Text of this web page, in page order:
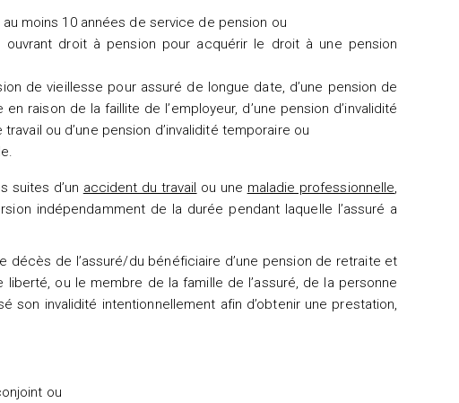
moins 10 années de service de pension ou
droit à pension pour acquérir le droit à une pension
de vieillesse pour assuré de longue date, d’une pension de
raison de la faillite de l’employeur, d’une pension d’invalidité
ou d’une pension d’invalidité temporaire ou
suites d’un accident du travail ou une maladie professionnelle,
indépendamment de la durée pendant laquelle l’assuré a
de l’assuré/du bénéficiaire d’une pension de retraite et
ou le membre de la famille de l’assuré, de la personne
invalidité intentionnellement afin d’obtenir une prestation,
ou